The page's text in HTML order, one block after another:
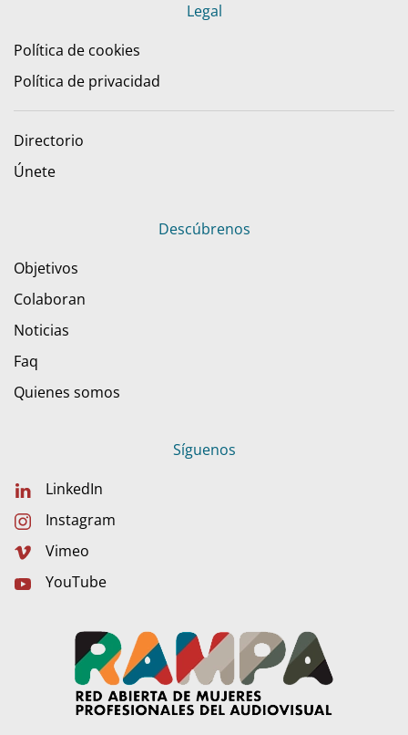
Legal
Política de cookies
Política de privacidad
Directorio
Únete
Descúbrenos
Objetivos
Colaboran
Noticias
Faq
Quienes somos
Síguenos
LinkedIn
Instagram
Vimeo
YouTube